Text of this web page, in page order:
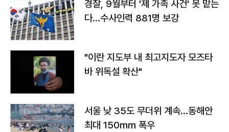
경찰, 9월부터 '제 가족 사건' 못 맡는
다…수사인력 881명 보강
"이란 지도부 내 최고지도자 모즈타
바 위독설 확산"
서울 낮 35도 무더위 계속…동해안
최대 150㎜ 폭우